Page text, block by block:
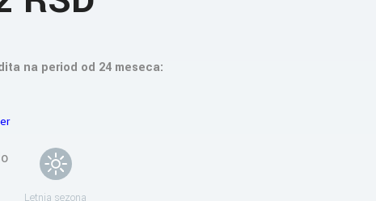
na period od 24 meseca:
Letnja sezona